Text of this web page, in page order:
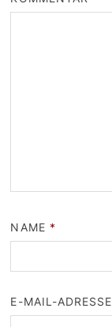
NAME *
E-MAIL-ADRESSE